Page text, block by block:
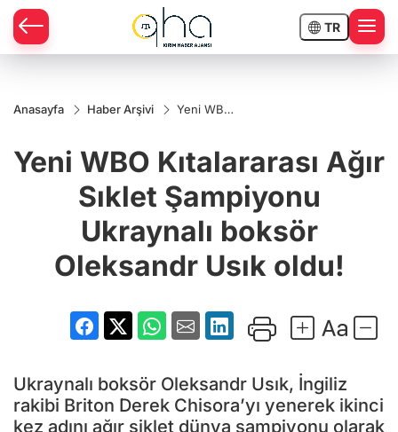
TR
Anasayfa Haber Arşivi
Yeni WBO
Şampiyonu
Ukraynalı
Oleksandr
Usık oldu!
Yeni WBO Kıtalararası Ağır
Sıklet Şampiyonu
Ukraynalı boksör
Oleksandr Usık oldu!
Ukraynalı boksör Oleksandr Usık, İngiliz
rakibi Briton Derek Chisora’yı yenerek ikinci
kez adını ağır siklet dünya şampiyonu olarak